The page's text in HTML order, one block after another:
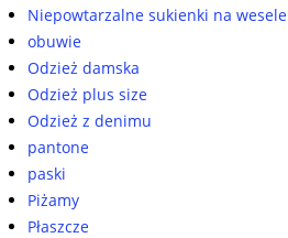
Niepowtarzalne sukienki na wesele
obuwie
Odzież damska
Odzież plus size
Odzież z denimu
pantone
paski
Piżamy
Płaszcze